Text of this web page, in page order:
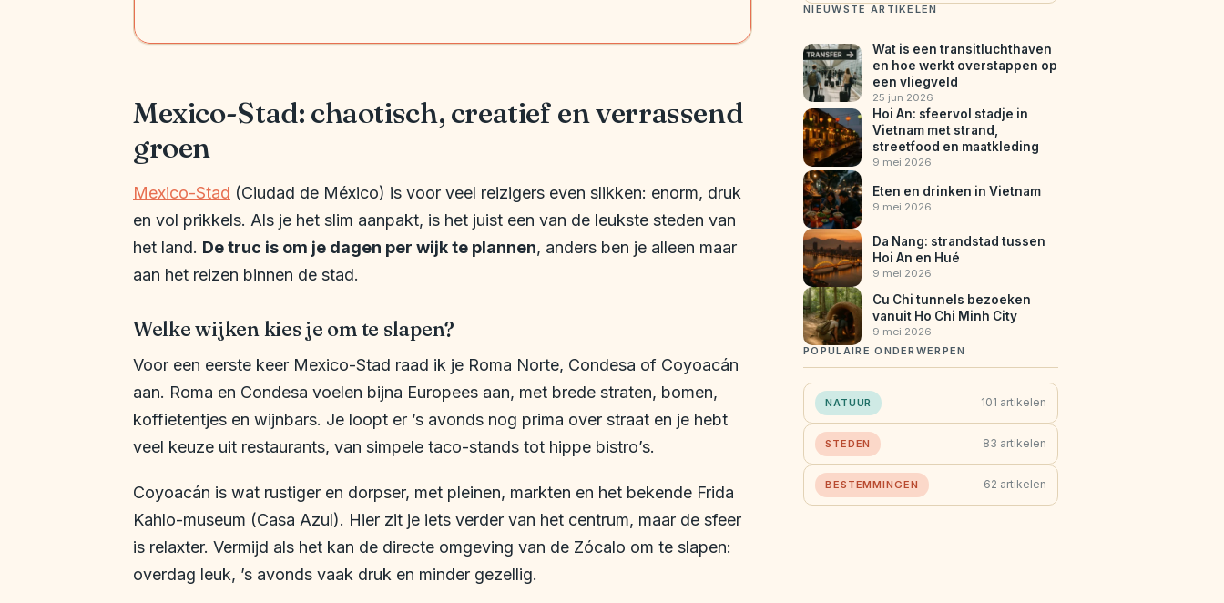
Mexico-Stad: chaotisch, creatief en verrassend
groen
Mexico-Stad (Ciudad de México) is voor veel reizigers even slikken: enorm, druk
en vol prikkels. Als je het slim aanpakt, is het juist een van de leukste steden van
het land. De truc is om je dagen per wijk te plannen, anders ben je alleen maar
aan het reizen binnen de stad.
Welke wijken kies je om te slapen?
Voor een eerste keer Mexico-Stad raad ik je Roma Norte, Condesa of Coyoacán
aan. Roma en Condesa voelen bijna Europees aan, met brede straten, bomen,
koffietentjes en wijnbars. Je loopt er ’s avonds nog prima over straat en je hebt
veel keuze uit restaurants, van simpele taco-stands tot hippe bistro’s.
Coyoacán is wat rustiger en dorpser, met pleinen, markten en het bekende Frida
Kahlo-museum (Casa Azul). Hier zit je iets verder van het centrum, maar de sfeer
is relaxter. Vermijd als het kan de directe omgeving van de Zócalo om te slapen:
overdag leuk, ’s avonds vaak druk en minder gezellig.
NIEUWSTE ARTIKELEN
Wat is een transitluchthaven
en hoe werkt overstappen op
een vliegveld
25 jun 2026
Hoi An: sfeervol stadje in
Vietnam met strand,
streetfood en maatkleding
9 mei 2026
Eten en drinken in Vietnam
9 mei 2026
Da Nang: strandstad tussen
Hoi An en Hué
9 mei 2026
Cu Chi tunnels bezoeken
vanuit Ho Chi Minh City
9 mei 2026
POPULAIRE ONDERWERPEN
NATUUR 101 artikelen
STEDEN 83 artikelen
BESTEMMINGEN 62 artikelen